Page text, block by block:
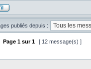
publiés depuis :
Page 1 sur1 [ 12 message(s) ]